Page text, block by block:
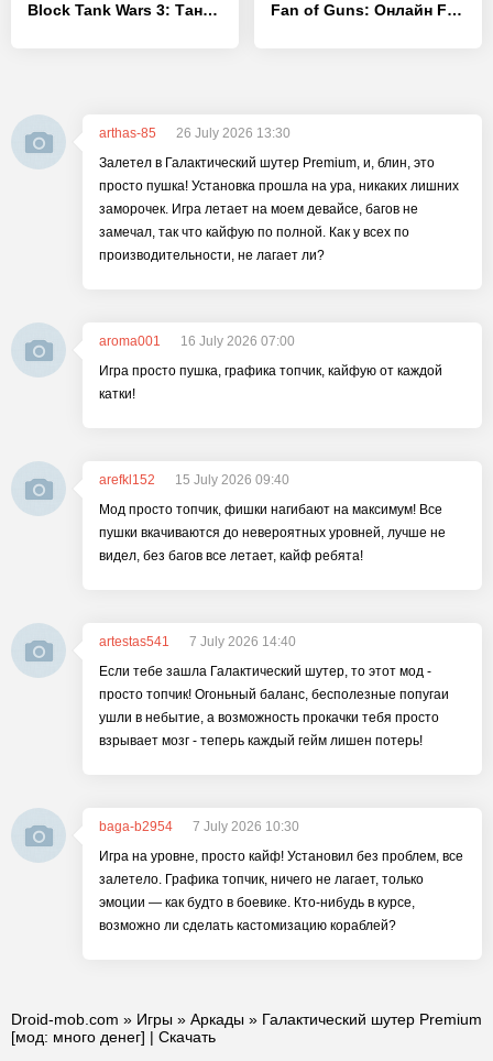
Block Tank Wars 3: Танк Шутер Fan of Guns: Онлайн FPS шутер
arthas-85
26 July 2026 13:30
Залетел в Галактический шутер Premium, и, блин, это
просто пушка! Установка прошла на ура, никаких лишних
заморочек. Игра летает на моем девайсе, багов не
замечал, так что кайфую по полной. Как у всех по
производительности, не лагает ли?
aroma001
16 July 2026 07:00
Игра просто пушка, графика топчик, кайфую от каждой
катки!
arefkl152
15 July 2026 09:40
Мод просто топчик, фишки нагибают на максимум! Все
пушки вкачиваются до невероятных уровней, лучше не
видел, без багов все летает, кайф ребята!
artestas541
7 July 2026 14:40
Если тебе зашла Галактический шутер, то этот мод -
просто топчик! Огоньный баланс, бесполезные попугаи
ушли в небытие, а возможность прокачки тебя просто
взрывает мозг - теперь каждый гейм лишен потерь!
baga-b2954
7 July 2026 10:30
Игра на уровне, просто кайф! Установил без проблем, все
залетело. Графика топчик, ничего не лагает, только
эмоции — как будто в боевике. Кто-нибудь в курсе,
возможно ли сделать кастомизацию кораблей?
Droid-mob.com » Игры » Аркады » Галактический шутер Premium
[мод: много денег] | Скачать